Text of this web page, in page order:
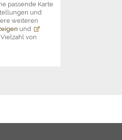
passende Karte
und
weiteren
und
von